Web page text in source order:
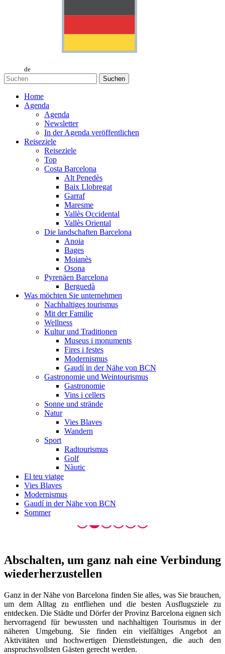
de
Suchen
Home
Agenda
Agenda
Newsletter
In der Agenda veröffentlichen
Reiseziele
Reiseziele
Top
Costa Barcelona
Alt Penedès
Baix Llobregat
Garraf
Maresme
Vallès Occidental
Vallès Oriental
Die landschaften Barcelona
Anoia
Bages
Moianès
Osona
Pyrenäen Barcelona
Berguedà
Was möchten Sie unternehmen
Nachhaltiges tourismus
Mit der Familie
Wellness
Kultur und Traditionen
Museus i monuments
Fires i festes
Modernismus
Gaudí in der Nähe von BCN
Gastronomie und Weintourismus
Gastronomie
Vins i cellers
Sonne und strände
Natur
Vies Blaves
Wandern
Sport
Radtourismus
Golf
Nàutic
El teu viatge
Vies Blaves
Modernismus
Gaudí in der Nähe von BCN
Sommer
Abschalten, um ganz nah eine Verbindung
wiederherzustellen
Ganz in der Nähe von Barcelona finden Sie alles, was Sie brauchen,
um dem Alltag zu entfliehen und die besten Ausflugsziele zu
entdecken. Die Städte und Dörfer der Provinz Barcelona eignen sich
hervorragend für bewussten und nachhaltigen Tourismus in der
näheren Umgebung. Sie finden ein vielfältiges Angebot an
Aktivitäten und hochwertigen Dienstleistungen, die auch den
anspruchsvollsten Gästen gerecht werden.